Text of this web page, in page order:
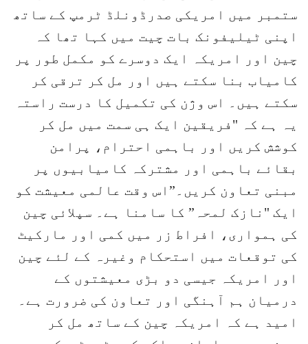
ستمبر میں امریکی صدرڈونلڈ ٹرمپ کے ساتھ
اپنی ٹیلیفونک بات چیت میں کہا تھا کہ
چین اور امریکہ ایک دوسرے کو مکمل طور پر
کامیاب بنا سکتے ہیں اور مل کر ترقی کر
سکتے ہیں۔ اس وژن کی تکمیل کا درست راستہ
یہ ہے کہ "فریقین ایک ہی سمت میں مل کر
کوشش کریں اور باہمی احترام، پرامن
بقائے باہمی اور مشترکہ کامیابیوں پر
مبنی تعاون کریں۔”اس وقت عالمی معیشت کو
ایک "نازک لمحہ” کا سامنا ہے۔ سپلائی چین
کی ہمواری، افراط زر میں کمی اور مارکیٹ
کی توقعات میں استحکام وغیرہ کے لئے چین
اور امریکہ جیسی دو بڑی معیشتوں کے
درمیان ہم آہنگی اور تعاون کی ضرورت ہے۔
امید ہے کہ امریکہ چین کے ساتھ مل کر